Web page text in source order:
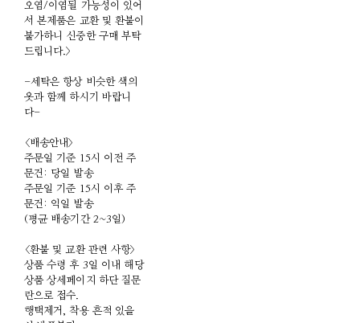
오염/이염될 가능성이 있어
서 본제품은 교환 및 환불이
불가하니 신중한 구매 부탁
드립니다.>
-세탁은 항상 비슷한 색의
옷과 함께 하시기 바랍니
다-
<배송안내>
주문일 기준 15시 이전 주
문건: 당일 발송
주문일 기준 15시 이후 주
문건: 익일 발송
(평균 배송기간 2~3일)
<환불 및 교환 관련 사항>
상품 수령 후 3일 이내 해당
상품 상세페이지 하단 질문
란으로 접수.
행택제거, 착용 흔적 있을